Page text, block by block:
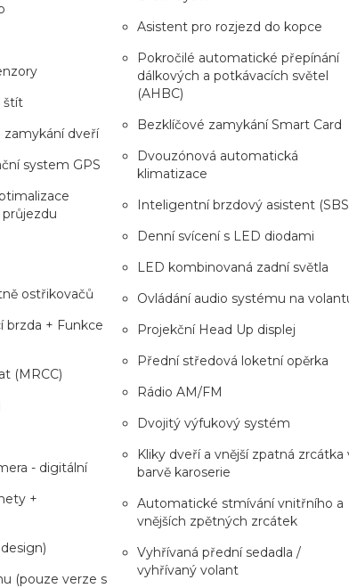
štít
dveří
system GPS
ostřikovačů
brzda + Funkce
(MRCC)
- digitální
+
(pouze verze s
Asistent pro rozjezd do kopce
Pokročilé automatické přepínání
dálkových a potkávacích světel
(AHBC)
Bezklíčové zamykání Smart Card
Dvouzónová automatická
klimatizace
Inteligentní brzdový asistent
Denní svícení s LED diodami
LED kombinovaná zadní světla
Ovládání audio systému na
Projekční Head Up displej
Přední středová loketní opěrka
Rádio AM/FM
Dvojitý výfukový systém
Kliky dveří a vnější zpatná zrcátka
barvě karoserie
Automatické stmívání vnitřního a
vnějších zpětných zrcátek
Vyhřívaná přední sedadla /
vyhřívaný volant